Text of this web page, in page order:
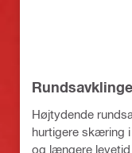
Højtydende
hurtigere skæring
og længere levetid